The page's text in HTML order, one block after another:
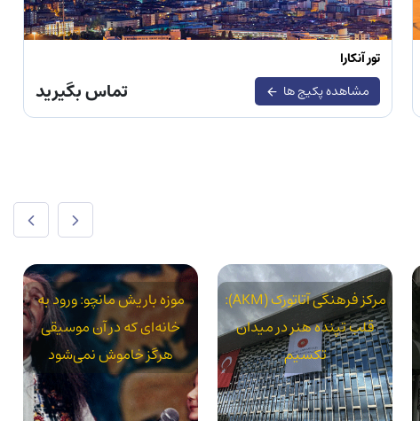
تور آنکارا
مشاهده پکیج ها
تماس بگیرید
مرکز فرهنگی آتاتورک (AKM):
قلب تپنده هنر در میدان
تکسیم
موزه باریش مانچو: ورود به
خانه‌ای که در آن موسیقی
هرگز خاموش نمی‌شود